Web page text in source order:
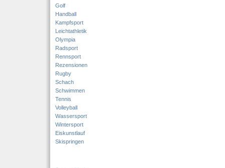
Golf
Handball
Kampfsport
Leichtathletik
Olympia
Radsport
Rennsport
Rezensionen
Rugby
Schach
Schwimmen
Tennis
Volleyball
Wassersport
Wintersport
Eiskunstlauf
Skispringen